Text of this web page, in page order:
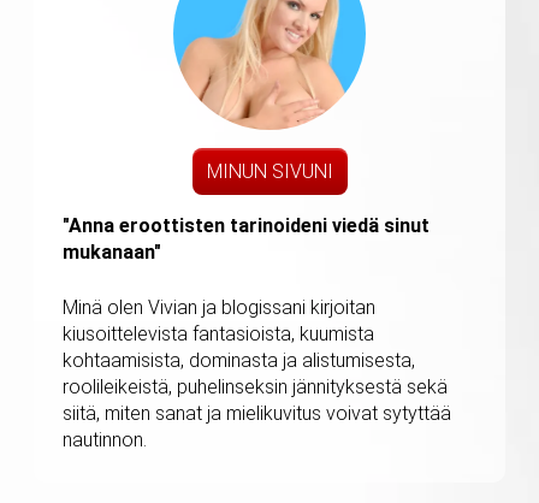
MINUN SIVUNI
"Anna eroottisten tarinoideni viedä sinut
mukanaan"
Minä olen Vivian ja blogissani kirjoitan
kiusoittelevista fantasioista, kuumista
kohtaamisista, dominasta ja alistumisesta,
roolileikeistä, puhelinseksin jännityksestä sekä
siitä, miten sanat ja mielikuvitus voivat sytyttää
nautinnon.